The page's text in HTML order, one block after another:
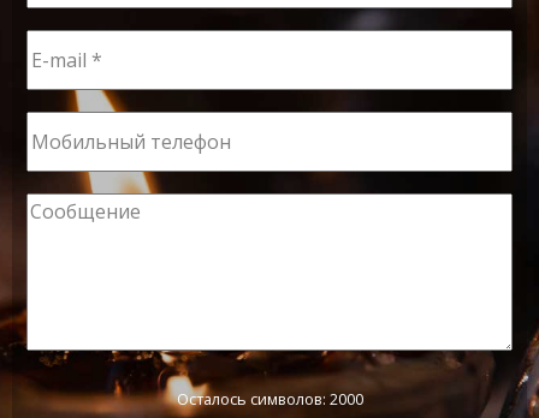
Осталось символов: 2000